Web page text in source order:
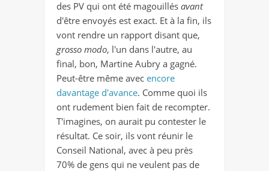
des PV qui ont été magouillés avant
d'être envoyés est exact. Et à la fin, ils
vont rendre un rapport disant que,
grosso modo, l'un dans l'autre, au
final, bon, Martine Aubry a gagné.
Peut-être même avec encore
davantage d'avance. Comme quoi ils
ont rudement bien fait de recompter.
T'imagines, on aurait pu contester le
résultat. Ce soir, ils vont réunir le
Conseil National, avec à peu près
70% de gens qui ne veulent pas de